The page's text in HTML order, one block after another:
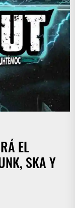
EL
SKA Y